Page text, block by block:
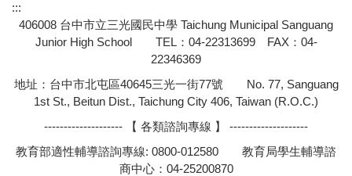
:::
406008 台中市立三光國民中學 Taichung Municipal Sanguang
Junior High School TEL：04-22313699 FAX：04-
22346369
地址：台中市北屯區40645三光一街77號 No. 77, Sanguang
1st St., Beitun Dist., Taichung City 406, Taiwan (R.O.C.)
-------------------- 【 各類諮詢專線 】 --------------------
教育部適性輔導諮詢專線: 0800-012580 教育局學生輔導諮
商中心：04-25200870